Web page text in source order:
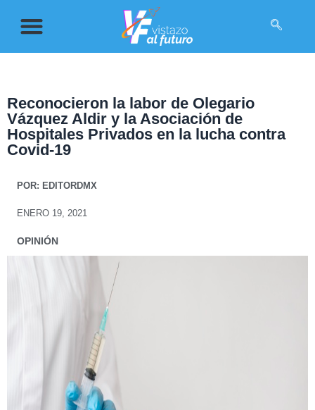
Reconocieron la labor de Olegario
Vázquez Aldir y la Asociación de
Hospitales Privados en la lucha contra
Covid-19
POR: EDITORDMX
ENERO 19, 2021
OPINIÓN